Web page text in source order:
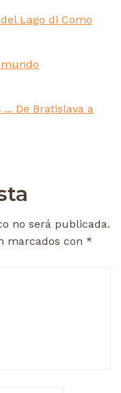
Lago di Como
De Bratislava a
no será publicada.
marcados con *